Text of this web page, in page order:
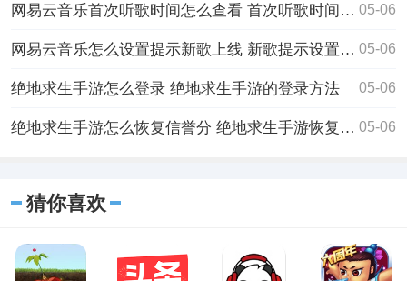
网易云音乐首次听歌时间怎么查看 首次听歌时间查看方法 05-06
网易云音乐怎么设置提示新歌上线 新歌提示设置方法 05-06
绝地求生手游怎么登录 绝地求生手游的登录方法 05-06
绝地求生手游怎么恢复信誉分 绝地求生手游恢复信誉分的方法 05-06
猜你喜欢